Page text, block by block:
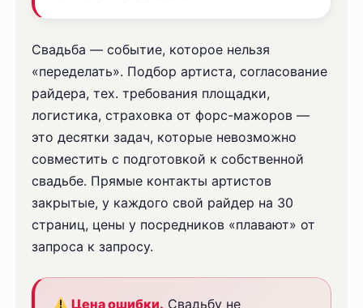
Свадьба — событие, которое нельзя
«переделать». Подбор артиста, согласование
райдера, тех. требования площадки,
логистика, страховка от форс-мажоров —
это десятки задач, которые невозможно
совместить с подготовкой к собственной
свадьбе. Прямые контакты артистов
закрытые, у каждого свой райдер на 30
страниц, цены у посредников «плавают» от
запроса к запросу.
Цена ошибки. Свадьбу не